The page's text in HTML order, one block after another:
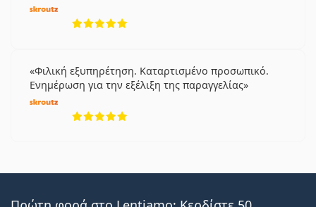
Φιλική εξυπηρέτηση. Καταρτισμένο προσωπικό.
Ενημέρωση για την εξέλιξη της παραγγελίας